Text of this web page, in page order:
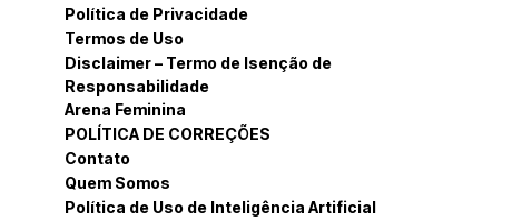
Política de Privacidade
Termos de Uso
Disclaimer – Termo de Isenção de
Responsabilidade
Arena Feminina
POLÍTICA DE CORREÇÕES
Contato
Quem Somos
Política de Uso de Inteligência Artificial